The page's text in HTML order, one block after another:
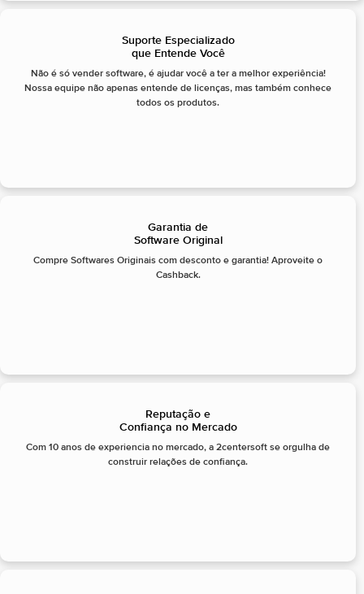
Suporte Especializado
que Entende Você
Não é só vender software, é ajudar você a ter a melhor experiência!
Nossa equipe não apenas entende de licenças, mas também conhece
todos os produtos.
Garantia de
Software Original
Compre Softwares Originais com desconto e garantia! Aproveite o
Cashback.
Reputação e
Confiança no Mercado
Com 10 anos de experiencia no mercado, a 2centersoft se orgulha de
construir relações de confiança.